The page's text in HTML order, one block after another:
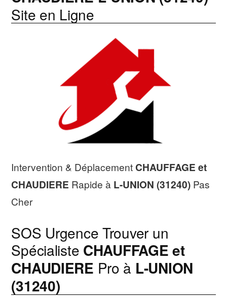
Site en Ligne
Intervention & Déplacement CHAUFFAGE et
CHAUDIERE Rapide à L-UNION (31240) Pas
Cher
SOS Urgence Trouver un
Spécialiste CHAUFFAGE et
CHAUDIERE Pro à L-UNION
(31240)